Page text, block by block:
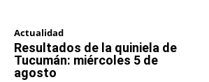
Actualidad
Resultados de la quiniela de
Tucumán: miércoles 5 de
agosto